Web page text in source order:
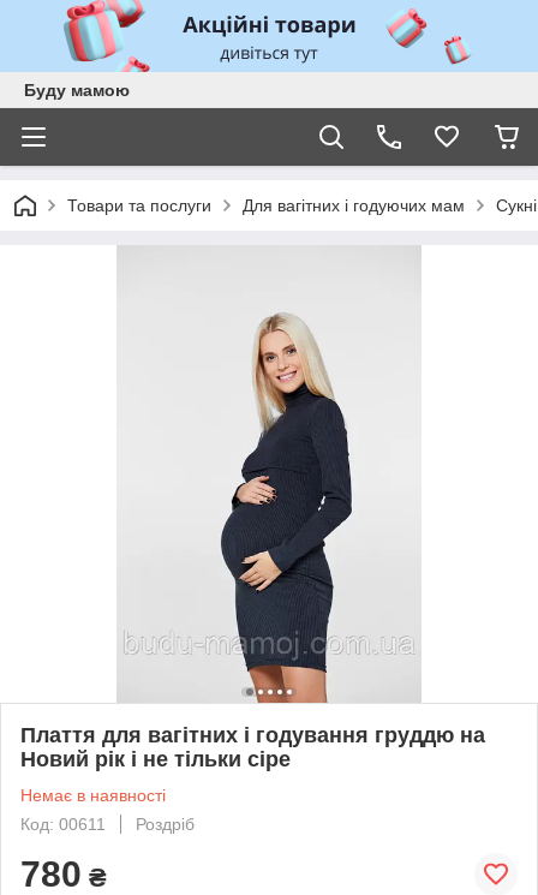
Буду мамою
Товари та послуги Для вагітних і годуючих мам
Плаття для вагітних і годування груддю на
Новий рік і не тільки сіре
Немає в наявності
Код: 00611
Роздріб
780 ₴